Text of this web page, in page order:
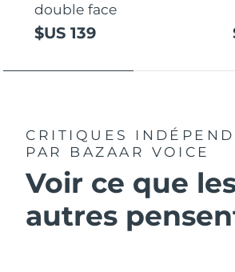
double face
$US 139
CRITIQUES
PAR BAZAAR VOICE
Voir ce que
autres